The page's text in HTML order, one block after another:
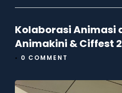
Kolaborasi Animasi
Animakini & Ciffest
• 0 COMMENT